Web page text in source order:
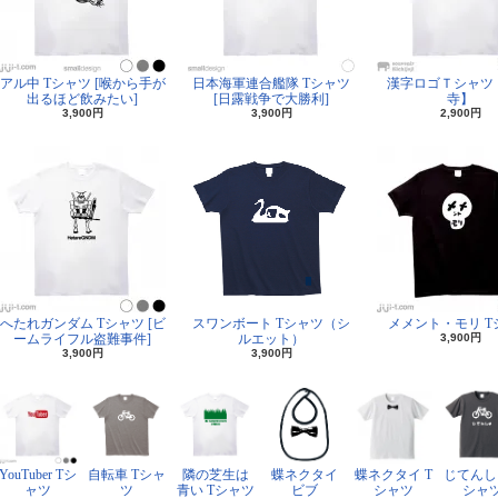
アル中 Tシャツ [喉から手が
出るほど飲みたい]
3,900円
日本海軍連合艦隊 Tシャツ
[日露戦争で大勝利]
3,900円
漢字ロゴＴシャツ
寺】
2,900円
へたれガンダム Tシャツ [ビ
ームライフル盗難事件]
3,900円
スワンボート Tシャツ（シ
ルエット）
3,900円
メメント・モリ T
3,900円
YouTuber Tシ
ャツ
自転車 Tシャ
ツ
隣の芝生は
青い Tシャツ
蝶ネクタイ
ビブ
蝶ネクタイ T
シャツ
じてん
シャ